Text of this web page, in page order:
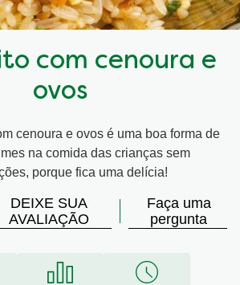
com cenoura e
ovos
cenoura e ovos é uma boa forma de
na comida das crianças sem
porque fica uma delícia!
DEIXE SUA
AVALIAÇÃO
Faça uma
pergunta